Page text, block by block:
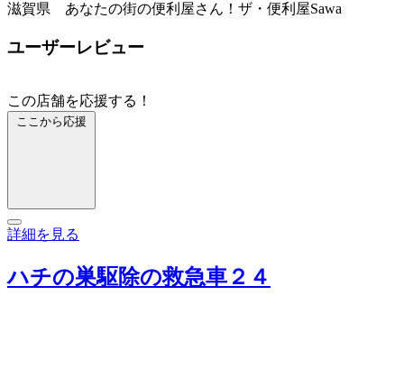
滋賀県 あなたの街の便利屋さん！ザ・便利屋Sawa
ユーザーレビュー
この店舗を応援する！
ここから応援
詳細を見る
ハチの巣駆除の救急車２４